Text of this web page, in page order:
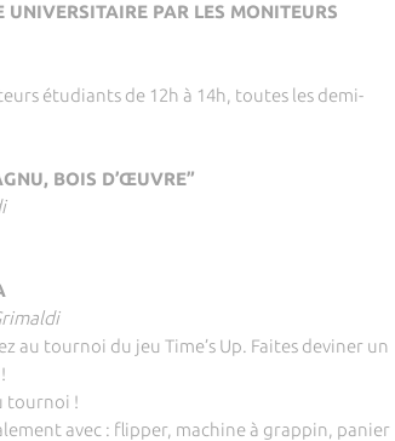
PAR LES MONITEURS
étudiants de 12h à 14h, toutes les demi-
BOIS D’ŒUVRE”
au tournoi du jeu Time’s Up. Faites deviner un
tournoi !
avec : flipper, machine à grappin, panier